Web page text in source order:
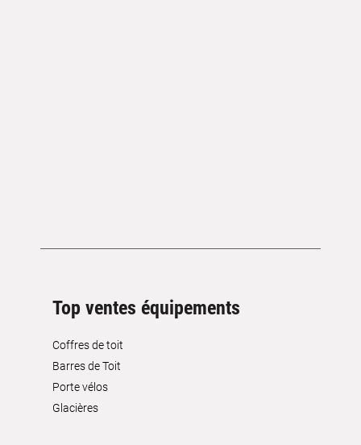
Top ventes équipements
Coffres de toit
Barres de Toit
Porte vélos
Glacières